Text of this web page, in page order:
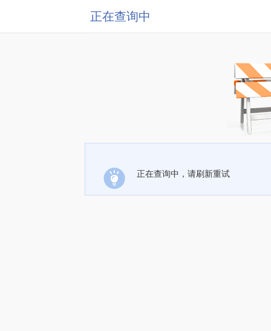
正在查询中
正在查询中，请刷新重试